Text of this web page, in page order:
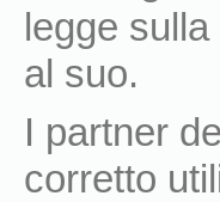
legge
al suo.
I partner
corretto